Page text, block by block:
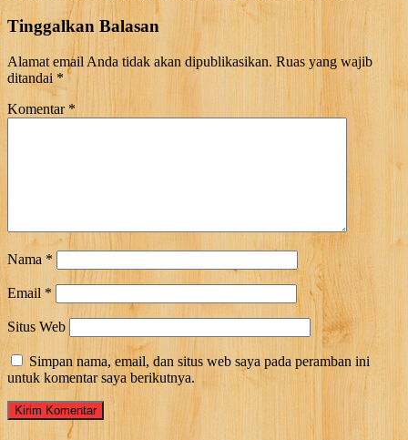
Tinggalkan Balasan
Alamat email Anda tidak akan dipublikasikan. Ruas yang wajib
ditandai*
Komentar *
Nama *
Email *
Situs Web
Simpan nama, email, dan situs web saya pada peramban ini
untuk komentar saya berikutnya.